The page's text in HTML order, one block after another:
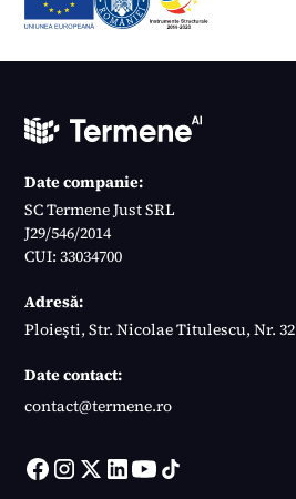
Date companie:
SC Termene Just SRL
J29/546/2014
CUI: 33034700
Adresă:
Ploiești, Str. Nicolae Titulescu, Nr. 32
Date contact:
contact@termene.ro